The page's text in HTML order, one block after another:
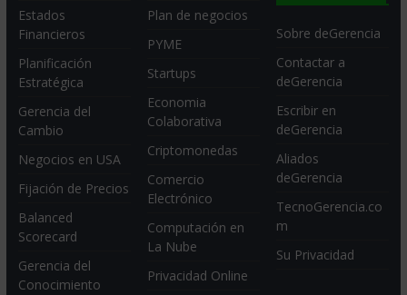
Estados
Financieros
Planificación
Estratégica
Gerencia del
Cambio
Negocios en USA
Fijación de Precios
Balanced
Scorecard
Gerencia del
Conocimiento
Plan de negocios
PYME
Startups
Economia
Colaborativa
Criptomonedas
Comercio
Electrónico
Computación en
La Nube
Privacidad Online
Sobre deGerencia
Contactar a
deGerencia
Escribir en
deGerencia
Aliados
deGerencia
TecnoGerencia.co
m
Su Privacidad